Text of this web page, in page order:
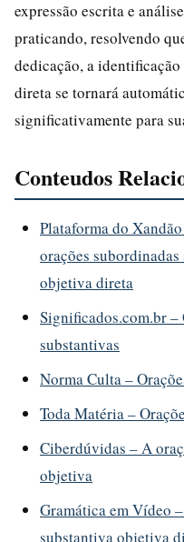
expressão escrita e
praticando, resolvendo
dedicação, a
direta se tornará
significativamente para
Conteudos
Plataforma do
orações
objetiva direta
Significados.com.br –
substantivas
Norma Culta –
Toda Matéria –
Ciberdúvidas – A
objetiva
Gramática em Vídeo
substantiva objetiva